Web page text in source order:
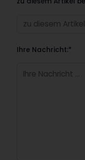
Ihre Nachricht:*